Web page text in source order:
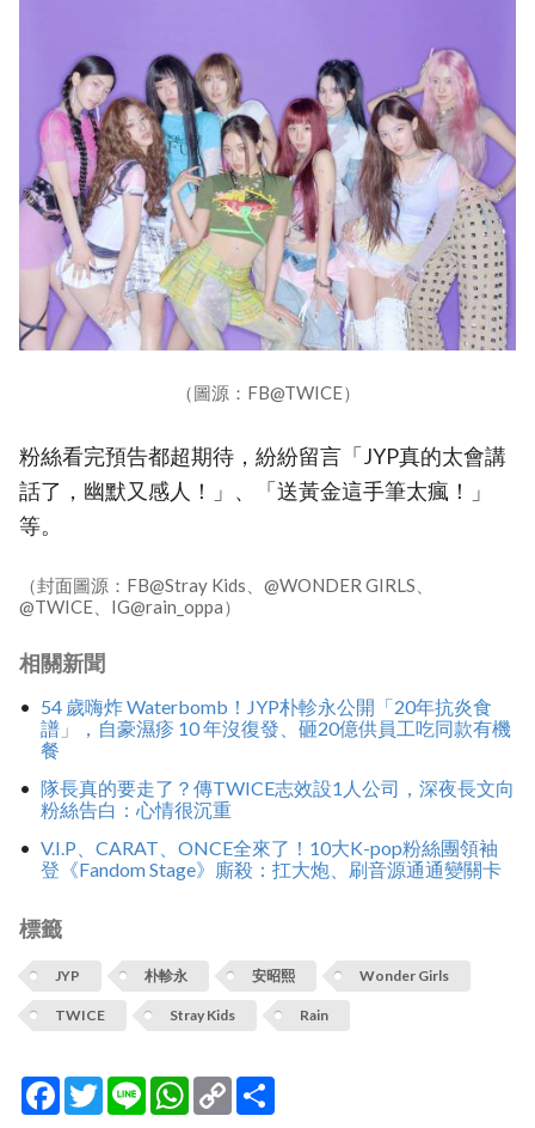
（圖源：FB@TWICE）
粉絲看完預告都超期待，紛紛留言「JYP真的太會講
話了，幽默又感人！」、「送黃金這手筆太瘋！」
等。
（封面圖源：FB@Stray Kids、@WONDER GIRLS、
@TWICE、IG@rain_oppa）
相關新聞
54 歲嗨炸 Waterbomb！JYP朴軫永公開「20年抗炎食
譜」，自豪濕疹 10 年沒復發、砸20億供員工吃同款有機
餐
隊長真的要走了？傳TWICE志效設1人公司，深夜長文向
粉絲告白：心情很沉重
V.I.P、CARAT、ONCE全來了！10大K-pop粉絲團領袖
登《Fandom Stage》廝殺：扛大炮、刷音源通通變關卡
標籤
JYP 朴軫永 安昭熙 Wonder Girls
TWICE Stray Kids Rain
Facebook
TwitterLine WhatsApp
Copy
Link